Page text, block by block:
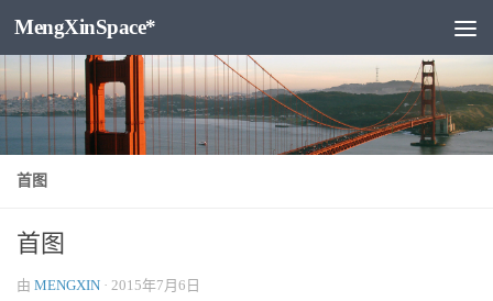
跳至内容
MengXinSpace*
首图
首图
由 MENGXIN · 2015年7月6日